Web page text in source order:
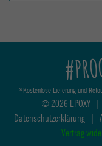
*Kostenlose Lieferung und
© 2026 EPOXY |
Datenschutzerklärung |
Vertrag